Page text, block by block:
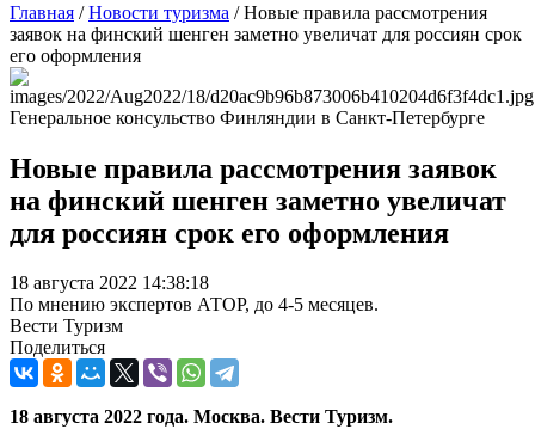
Главная /Новости туризма /Новые правила рассмотрения
заявок на финский шенген заметно увеличат для россиян срок
его оформления
Генеральное консульство Финляндии в Санкт-Петербурге
Новые правила рассмотрения заявок
на финский шенген заметно увеличат
для россиян срок его оформления
18 августа 2022 14:38:18
По мнению экспертов АТОР, до 4-5 месяцев.
Вести Туризм
Поделиться
18 августа 2022 года. Москва. Вести Туризм.